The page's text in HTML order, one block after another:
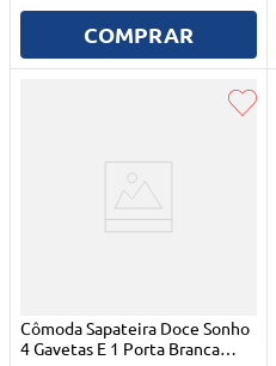
COMPRAR
Cômoda Sapateira Doce Sonho
4 Gavetas E 1 Porta Branca